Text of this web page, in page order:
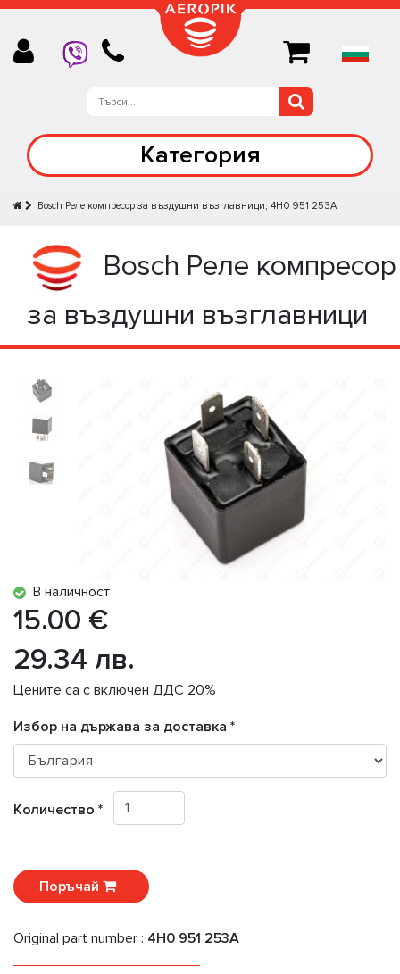
Категория
Bosch Реле компресор за въздушни възглавници, 4H0 951 253A
Bosch Реле компресор
за въздушни възглавници
В наличност
15.00 €
29.34 лв.
Цените са с включен ДДС 20%
Избор на държава за доставка *
Количество *
Поръчай
Original part number : 4H0 951 253A